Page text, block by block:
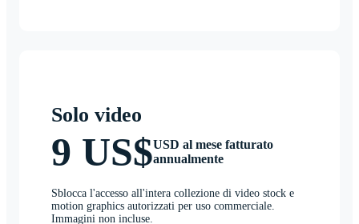
Solo video
9 US$USD al mese fatturato
annualmente
Sblocca l'accesso all'intera collezione di video stock e
motion graphics autorizzati per uso commerciale.
Immagini non incluse.